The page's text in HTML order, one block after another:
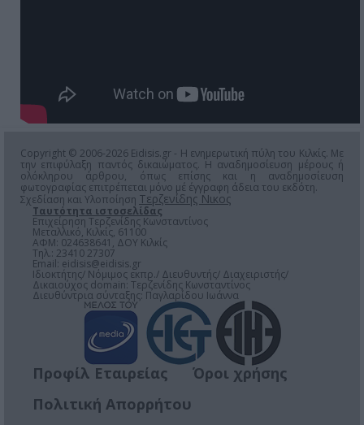
Copyright © 2006-2026 Eidisis.gr - Η ενημερωτική πύλη του Κιλκίς. Με
την επιφύλαξη παντός δικαιώματος. Η αναδημοσίευση μέρους ή
ολόκληρου άρθρου, όπως επίσης και η αναδημοσίευση
φωτογραφίας επιτρέπεται μόνο μέ έγγραφη άδεια του εκδότη.
Σχεδίαση και Υλοποίηση Τερζενίδης Νικος
Ταυτότητα ιστοσελίδας
Επιχείρηση Τερζενίδης Κωνσταντίνος
Μεταλλικό, Κιλκίς, 61100
ΑΦΜ: 024638641, ΔΟΥ Κιλκίς
Τηλ.: 23410 27307
Email: eidisis@eidisis.gr
Ιδιοκτήτης/ Νόμιμος εκπρ./ Διευθυντής/ Διαχειριστής/
Δικαιούχος domain: Τερζενίδης Κωνσταντίνος
Διευθύντρια σύνταξης: Παγλαρίδου Ιωάννα
Προφίλ Εταιρείας
Όροι χρήσης
Πολιτική Απορρήτου